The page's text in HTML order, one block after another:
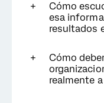
Cómo
esa
resultados
Cómo
realmente